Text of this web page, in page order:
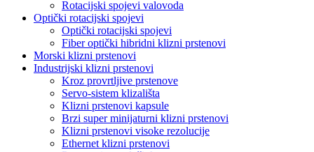
Rotacijski spojevi valovoda
Optički rotacijski spojevi
Optički rotacijski spojevi
Fiber optički hibridni klizni prstenovi
Morski klizni prstenovi
Industrijski klizni prstenovi
Kroz provrtljive prstenove
Servo-sistem klizališta
Klizni prstenovi kapsule
Brzi super minijaturni klizni prstenovi
Klizni prstenovi visoke rezolucije
Ethernet klizni prstenovi